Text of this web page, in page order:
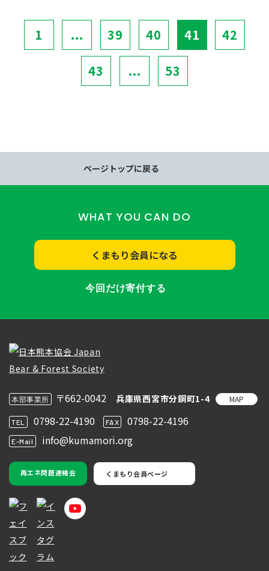
1 ... 39 40 41 42
43 ... 53
ページトップに戻る
WHAT YOU CAN DO
くまもり会員になる
今回だけ寄付する
本部事業所 〒662-0042 兵庫県西宮市分銅町1-4 MAP
TEL 0798-22-4190 FAX 0798-22-4196
E-Mail info@kumamori.org
再エネ問題連絡会 くまもり会員ページ